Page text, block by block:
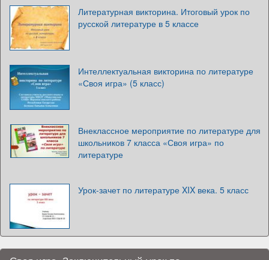
Литературная викторина. Итоговый урок по
русской литературе в 5 классе
Интеллектуальная викторина по литературе
«Своя игра» (5 класс)
Внеклассное мероприятие по литературе для
школьников 7 класса «Своя игра» по
литературе
Урок-зачет по литературе XIX века. 5 класс